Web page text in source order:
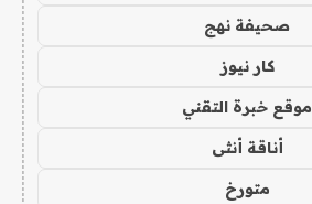
صحيفة نهج
كار نيوز
موقع خبرة التقني
أناقة أنثى
متورخ